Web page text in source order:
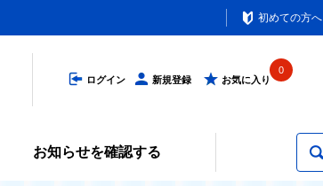
初めての方へ
ログイン 新規登録 お気に入り
0
お知らせを確認する